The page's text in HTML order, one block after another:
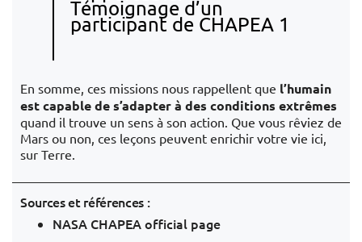
Témoignage d’un
participant de CHAPEA 1
En somme, ces missions nous rappellent que l’humain
est capable de s’adapter à des conditions extrêmes
quand il trouve un sens à son action. Que vous rêviez de
Mars ou non, ces leçons peuvent enrichir votre vie ici,
sur Terre.
Sources et références :
NASA CHAPEA official page